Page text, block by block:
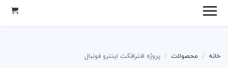
خانه محصولات پروژه افترافکت اینترو فونبال